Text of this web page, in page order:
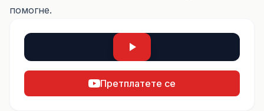
помогне.
Претплатете се